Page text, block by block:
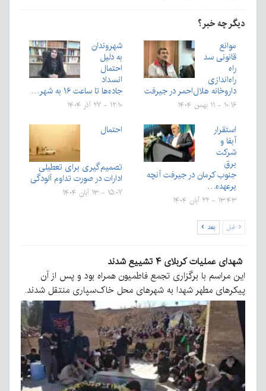
دیگر چه خبر؟
موانع
قانونی سد
راه
راه‌اندازی
داروخانه هلال‌احمر در جیرفت
۱۰:۱۶ - ۱۱ بهمن ۱۴۰۴
شهروندان
به دلیل
احتمال
انسداد
جاده‌ها تا ساعت ۱۶ به شهر…
۱۲:۱۰ - ۲۷ آذر ۱۴۰۴
استقرار
آبفا و
شرکت
برق
جنوب کرمان در جیرفت آنچه
برعهده…
۱۳:۴۳ - ۲۲ آبان ۱۴۰۴
احتمال
تصمیم‌گیری برای تعطیلی
ادارات در صورت تداوم آلودگی
۱۵:۰۷ - ۱۳ آبان ۱۴۰۴
قبل بعد
شهدای عملیات کربلای ۴ تشییع شدند
این مراسم با برگزاری تجمع فاطمیون همراه بود و پس از آن
پیکرهای مطهر شهدا به شهرهای محل خاک‌سپاری منتقل شدند.